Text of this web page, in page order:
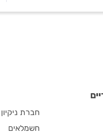
חברת ניקיון
חשמלאים